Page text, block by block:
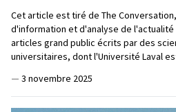
Cet article est tiré de The
d'information et d'analyse de
articles grand public écrits par des
universitaires, dont l'Université Laval
— 3 novembre 2025